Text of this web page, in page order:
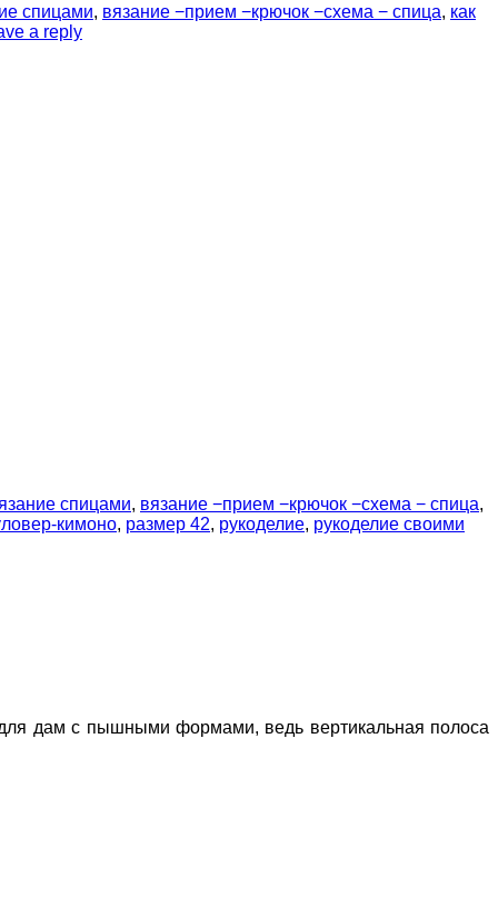
спицами, вязание −прием −крючок −схема − спица, как
a reply
спицами, вязание −прием −крючок −схема − спица,
кимоно, размер 42, рукоделие, рукоделие своими
для дам с пышными формами, ведь вертикальная полоса